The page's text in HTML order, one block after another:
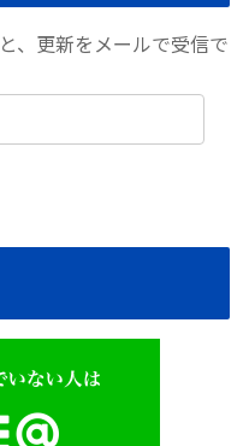
、更新をメールで受信で